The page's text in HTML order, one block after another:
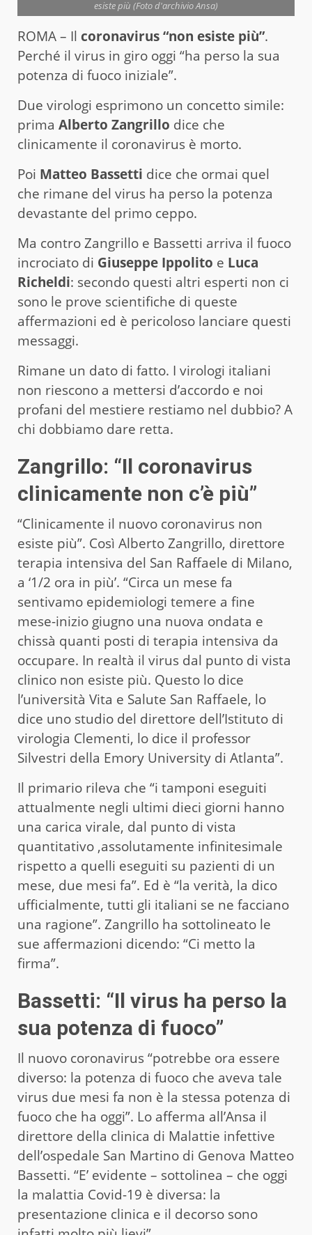
esiste più (Foto d'archivio Ansa)
ROMA – Il coronavirus “non esiste più”.
Perché il virus in giro oggi “ha perso la sua
potenza di fuoco iniziale”.
Due virologi esprimono un concetto simile:
prima Alberto Zangrillo dice che
clinicamente il coronavirus è morto.
Poi Matteo Bassetti dice che ormai quel
che rimane del virus ha perso la potenza
devastante del primo ceppo.
Ma contro Zangrillo e Bassetti arriva il fuoco
incrociato di Giuseppe Ippolito e Luca
Richeldi: secondo questi altri esperti non ci
sono le prove scientifiche di queste
affermazioni ed è pericoloso lanciare questi
messaggi.
Rimane un dato di fatto. I virologi italiani
non riescono a mettersi d’accordo e noi
profani del mestiere restiamo nel dubbio? A
chi dobbiamo dare retta.
Zangrillo: “Il coronavirus
clinicamente non c’è più”
“Clinicamente il nuovo coronavirus non
esiste più”. Così Alberto Zangrillo, direttore
terapia intensiva del San Raffaele di Milano,
a ‘1/2 ora in più’. “Circa un mese fa
sentivamo epidemiologi temere a fine
mese-inizio giugno una nuova ondata e
chissà quanti posti di terapia intensiva da
occupare. In realtà il virus dal punto di vista
clinico non esiste più. Questo lo dice
l’università Vita e Salute San Raffaele, lo
dice uno studio del direttore dell’Istituto di
virologia Clementi, lo dice il professor
Silvestri della Emory University di Atlanta”.
Il primario rileva che “i tamponi eseguiti
attualmente negli ultimi dieci giorni hanno
una carica virale, dal punto di vista
quantitativo ,assolutamente infinitesimale
rispetto a quelli eseguiti su pazienti di un
mese, due mesi fa”. Ed è “la verità, la dico
ufficialmente, tutti gli italiani se ne facciano
una ragione”. Zangrillo ha sottolineato le
sue affermazioni dicendo: “Ci metto la
firma”.
Bassetti: “Il virus ha perso la
sua potenza di fuoco”
Il nuovo coronavirus “potrebbe ora essere
diverso: la potenza di fuoco che aveva tale
virus due mesi fa non è la stessa potenza di
fuoco che ha oggi”. Lo afferma all’Ansa il
direttore della clinica di Malattie infettive
dell’ospedale San Martino di Genova Matteo
Bassetti. “E’ evidente – sottolinea – che oggi
la malattia Covid-19 è diversa: la
presentazione clinica e il decorso sono